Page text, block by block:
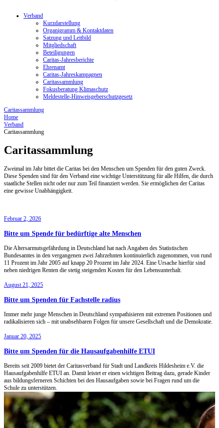
Verband
Kurzdarstellung
Organigramm & Kontaktdaten
Satzung und Leitbild
Mitgliedschaft
Beteiligungen
Caritas-Jahresberichte
Ehrenamt
Caritas-Jahreskampagnen
Caritassammlung
Fokusberatung Klimaschutz
Meldestelle-Hinweisgeberschutzgesetz
Caritassammlung
Home
Verband
Caritassammlung
Caritassammlung
Zweimal im Jahr bittet die Caritas bei den Menschen um Spenden für den guten Zweck.
Diese Spenden sind für den Verband eine wichtige Unterstützung für alle Hilfen, die durch
staatliche Stellen nicht oder nur zum Teil finanziert werden. Sie ermöglichen der Caritas
eine gewisse Unabhängigkeit.
Februar 2, 2026
Bitte um Spende für bedürftige alte Menschen
Die Altersarmutsgefährdung in Deutschland hat nach Angaben des Statistischen
Bundesamtes in den vergangenen zwei Jahrzehnten kontinuierlich zugenommen, von rund
11 Prozent im Jahr 2005 auf knapp 20 Prozent im Jahr 2024. Eine Ursache hierfür sind
neben niedrigen Renten die stetig steigenden Kosten für den Lebensunterhalt.
August 21, 2025
Bitte um Spenden für Fachstelle radius
Immer mehr junge Menschen in Deutschland sympathisieren mit extremen Positionen und
radikalisieren sich – mit unabsehbaren Folgen für unsere Gesellschaft und die Demokratie.
Januar 20, 2025
Bitte um Spenden für die Hausaufgabenhilfe ETUI
Bereits seit 2009 bietet der Caritasverband für Stadt und Landkreis Hildesheim e.V. die
Hausaufgabenhilfe ETUI an. Damit leistet er einen wichtigen Beitrag dazu, gerade Kinder
aus bildungsferneren Schichten bei den Hausaufgaben sowie bei Fragen rund um die
Schule zu unterstützen.